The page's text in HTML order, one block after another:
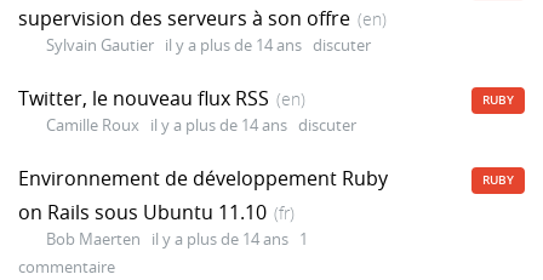
supervision des serveurs à son offre (en)
Sylvain Gautier il y a plus de 14 ans discuter
Twitter, le nouveau flux RSS (en)
Camille Roux il y a plus de 14 ans discuter
RUBY
Environnement de développement Ruby
on Rails sous Ubuntu 11.10 (fr)
Bob Maerten il y a plus de 14 ans 1
commentaire
RUBY